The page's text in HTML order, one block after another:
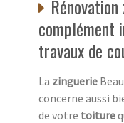
complément
travaux de
La zinguerie
concerne aussi
de votre toiture